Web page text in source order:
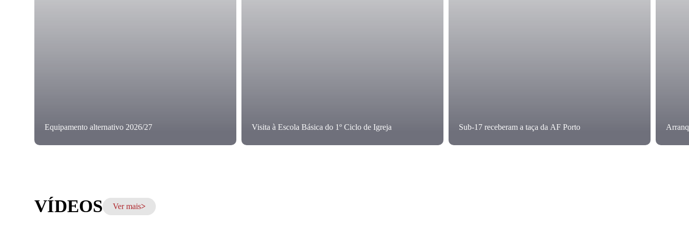
Equipamento alternativo 2026/27 Visita à Escola Básica do 1º Ciclo de Igreja Sub-17 receberam a taça da AF Porto
VÍDEOS Ver mais